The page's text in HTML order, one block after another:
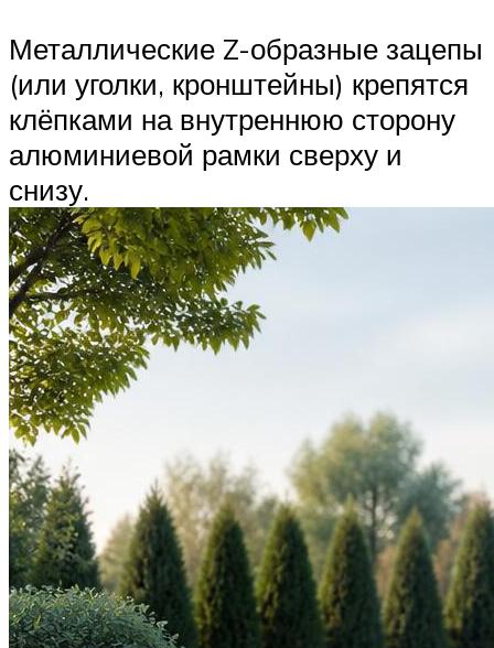
Металлические Z-образные зацепы
(или уголки, кронштейны) крепятся
клёпками на внутреннюю сторону
алюминиевой рамки сверху и
снизу.